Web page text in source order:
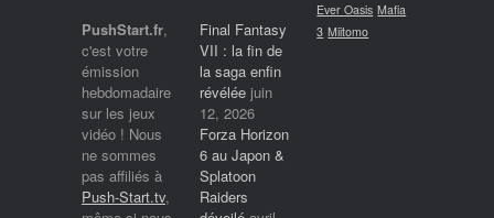
PushStart.fr,
c'est votre
émission
hebdomadaire
sur les jeux
vidéo ! Nous
ne sommes
pas affiliés à
Push-Start.tv,
Final Fantasy
VII : la fin de
la saga enfin
révélée juin
12, 2026
Forza Horizon
6 au Japon &
Splatoon
Raiders
Ever Oasis Mafia
3 Miitomo